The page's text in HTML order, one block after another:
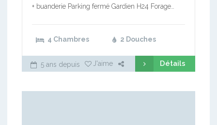
+ buanderie Parking fermé Gardien H24 Forage…
4 Chambres 2 Douches
5 ans depuis J'aime Détails